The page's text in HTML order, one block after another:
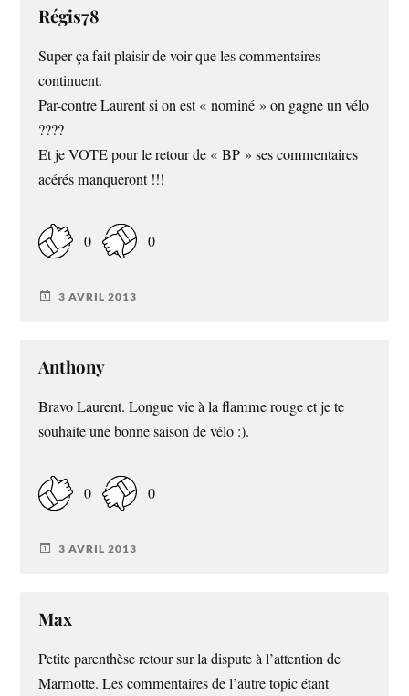
Régis78
Super ça fait plaisir de voir que les commentaires
continuent.
Par-contre Laurent si on est « nominé » on gagne un vélo
????
Et je VOTE pour le retour de « BP » ses commentaires
acérés manqueront !!!
0 0
3 AVRIL 2013
Anthony
Bravo Laurent. Longue vie à la flamme rouge et je te
souhaite une bonne saison de vélo :).
0 0
3 AVRIL 2013
Max
Petite parenthèse retour sur la dispute à l’attention de
Marmotte. Les commentaires de l’autre topic étant